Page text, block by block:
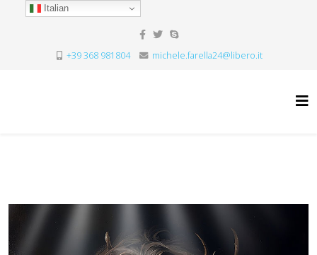
Italian
+39 368 981804 michele.farella24@libero.it